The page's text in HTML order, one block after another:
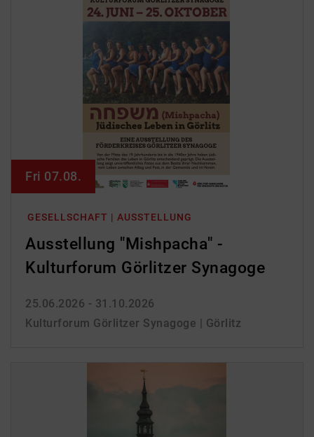
GESELLSCHAFT | AUSSTELLUNG
Ausstellung "Mishpacha" -
Kulturforum Görlitzer Synagoge
25.06.2026 - 31.10.2026
Kulturforum Görlitzer Synagoge | Görlitz
Fri 07.08.